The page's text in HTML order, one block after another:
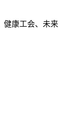
健康工会、未来